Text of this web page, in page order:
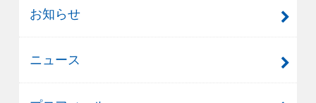
お知らせ
ニュース